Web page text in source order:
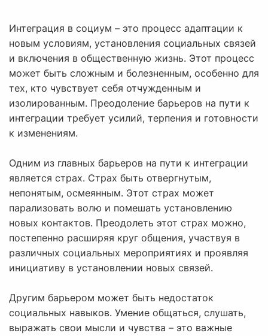
Интеграция в социум – это процесс адаптации к
новым условиям, установления социальных связей
и включения в общественную жизнь. Этот процесс
может быть сложным и болезненным, особенно для
тех, кто чувствует себя отчужденным и
изолированным. Преодоление барьеров на пути к
интеграции требует усилий, терпения и готовности
к изменениям.
Одним из главных барьеров на пути к интеграции
является страх. Страх быть отвергнутым,
непонятым, осмеянным. Этот страх может
парализовать волю и помешать установлению
новых контактов. Преодолеть этот страх можно,
постепенно расширяя круг общения, участвуя в
различных социальных мероприятиях и проявляя
инициативу в установлении новых связей.
Другим барьером может быть недостаток
социальных навыков. Умение общаться, слушать,
выражать свои мысли и чувства – это важные